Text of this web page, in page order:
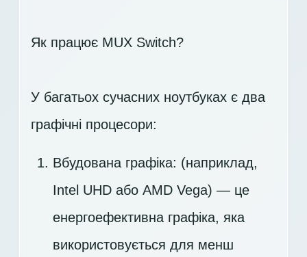
Як працює MUX Switch?
У багатьох сучасних ноутбуках є два
графічні процесори:
Вбудована графіка: (наприклад,
Intel UHD або AMD Vega) — це
енергоефективна графіка, яка
використовується для менш